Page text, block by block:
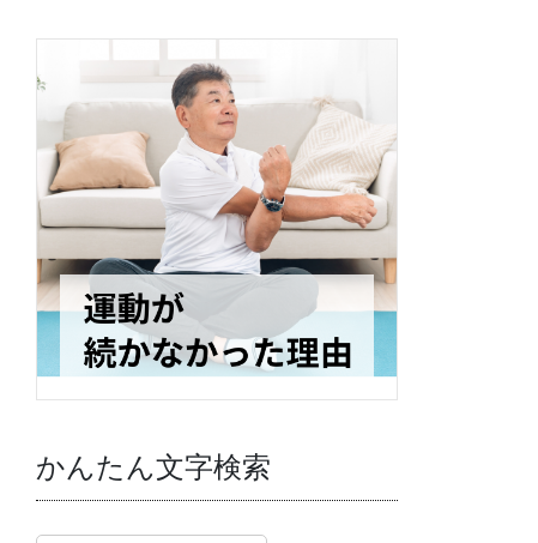
かんたん文字検索